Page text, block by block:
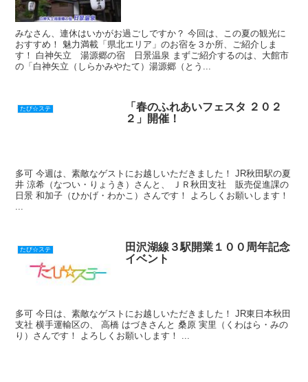
みなさん、連休はいかがお過ごしですか？ 今回は、この夏の観光に
おすすめ！ 魅力満載「県北エリア」のお宿を３か所、ご紹介しま
す！ 白神矢立 湯源郷の宿 日景温泉 まずご紹介するのは、大館市
の「白神矢立（しらかみやたて）湯源郷（とう...
たび☆ステ
「春のふれあいフェスタ ２０２
２」開催！
多可 今週は、素敵なゲストにお越しいただきました！ JR秋田駅の夏
井 涼希（なつい・りょうき）さんと、 ＪＲ秋田支社 販売促進課の
日景 和加子（ひかげ・わかこ）さんです！ よろしくお願いします！
...
たび☆ステ
田沢湖線３駅開業１００周年記念
イベント
多可 今日は、素敵なゲストにお越しいただきました！ JR東日本秋田
支社 横手運輸区の、 高橋 はづきさんと 桑原 実里（くわはら・みの
り）さんです！ よろしくお願いします！ ...